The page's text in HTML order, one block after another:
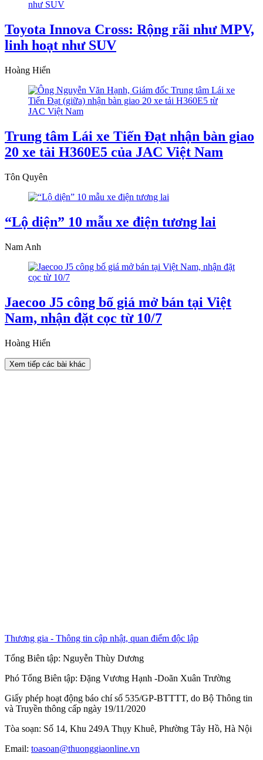
Toyota Innova Cross: Rộng rãi như MPV,
linh hoạt như SUV
Hoàng Hiển
Trung tâm Lái xe Tiến Đạt nhận bàn giao
20 xe tải H360E5 của JAC Việt Nam
Tôn Quyên
“Lộ diện” 10 mẫu xe điện tương lai
Nam Anh
Jaecoo J5 công bố giá mở bán tại Việt
Nam, nhận đặt cọc từ 10/7
Hoàng Hiển
Xem tiếp các bài khác
Thương gia - Thông tin cập nhật, quan điểm độc lập
Tổng Biên tập: Nguyễn Thùy Dương
Phó Tổng Biên tập: Đặng Vương Hạnh -Doãn Xuân Trường
Giấy phép hoạt động báo chí số 535/GP-BTTTT, do Bộ Thông tin
và Truyền thông cấp ngày 19/11/2020
Tòa soạn: Số 14, Khu 249A Thụy Khuê, Phường Tây Hồ, Hà Nội
Email: toasoan@thuonggiaonline.vn